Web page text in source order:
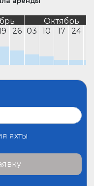
Октябрь
26 03 10 17 24
яхты